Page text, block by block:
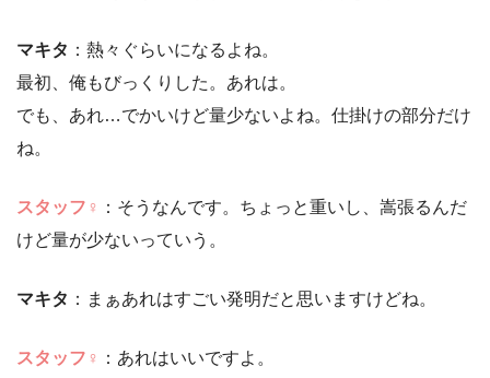
マキタ ：熱々ぐらいになるよね。
最初、俺もびっくりした。あれは。
でも、あれ…でかいけど量少ないよね。仕掛けの部分だけ
ね。
ス タッフ♀ ：そうなんです。ちょっと重いし、嵩張るんだ
けど量が少ないっていう。
マキタ ：まぁあれはすごい発明だと思いますけどね。
ス タッフ♀ ：あれはいいですよ。